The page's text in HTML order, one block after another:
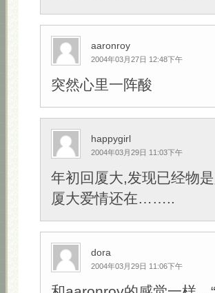
aaronroy
2004年03月27日 12:48下午
突然心里一阵酸
happygirl
2004年03月29日 11:03下午
年初回厦大,发现已经物
厦大爱情还在……..
dora
2004年03月29日 11:06下午